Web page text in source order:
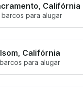
, Califórnia
barcos para alugar
, Califórnia
para alugar